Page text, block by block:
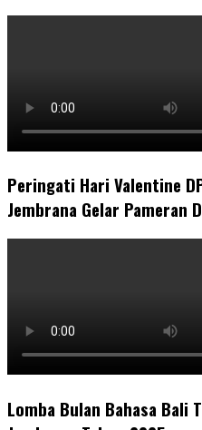
Peringati Hari Valentine
Jembrana Gelar Pameran
Lomba Bulan Bahasa Bali